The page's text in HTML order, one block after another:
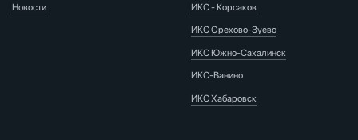
Новости ИКС - Корсаков
ИКС Орехово-Зуево
ИКС Южно-Сахалинск
ИКС-Ванино
ИКС Хабаровск